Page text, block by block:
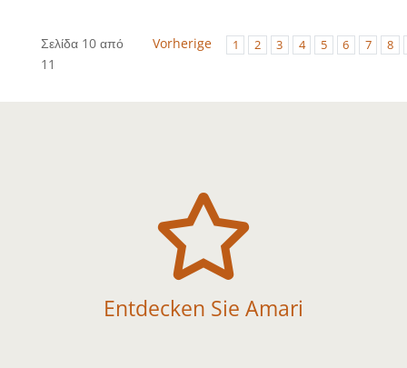
Σελίδα 10 από
11
Vorherige 1 2 3 4 5 6 7 8

Entdecken Sie Amari